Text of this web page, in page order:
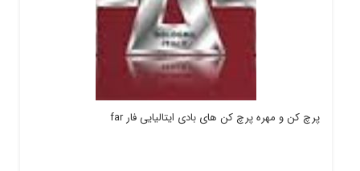
پرچ کن و مهره پرچ کن های بادی ایتالیایی فار far